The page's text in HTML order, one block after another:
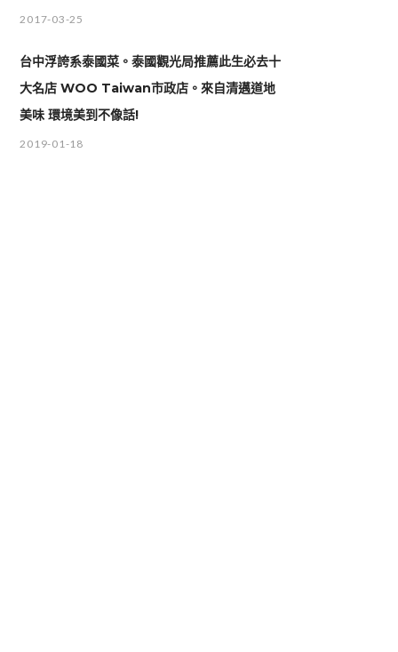
2017-03-25
台中浮誇系泰國菜。泰國觀光局推薦此生必去十
大名店 WOO Taiwan市政店。來自清邁道地
美味 環境美到不像話!
2019-01-18